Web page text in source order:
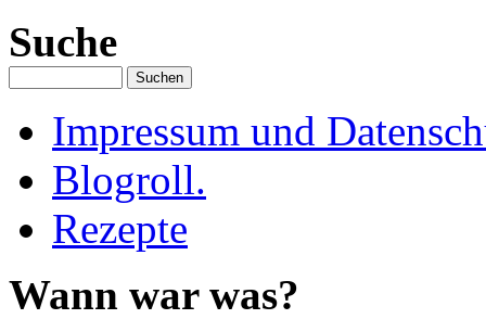
Suche
Impressum und
Blogroll.
Rezepte
Wann war was?